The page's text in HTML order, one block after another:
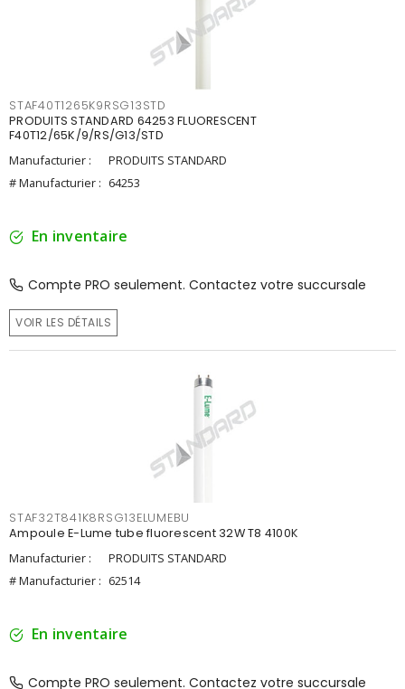
STAF40T1265K9RSG13STD
PRODUITS STANDARD 64253 FLUORESCENT
F40T12/65K/9/RS/G13/STD
Manufacturier :
PRODUITS STANDARD
# Manufacturier : 64253
En inventaire
Compte PRO seulement. Contactez votre succursale
VOIR LES DÉTAILS
STAF32T841K8RSG13ELUMEBU
Ampoule E-Lume tube fluorescent 32W T8 4100K
Manufacturier :
PRODUITS STANDARD
# Manufacturier : 62514
En inventaire
Compte PRO seulement. Contactez votre succursale